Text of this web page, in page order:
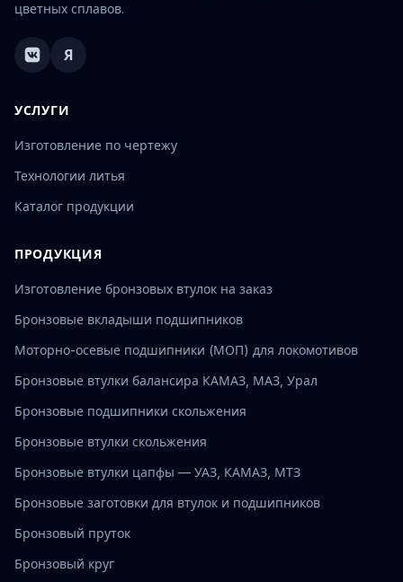
цветных сплавов.
Я
УСЛУГИ
Изготовление по чертежу
Технологии литья
Каталог продукции
ПРОДУКЦИЯ
Изготовление бронзовых втулок на заказ
Бронзовые вкладыши подшипников
Моторно-осевые подшипники (МОП) для локомотивов
Бронзовые втулки балансира КАМАЗ, МАЗ, Урал
Бронзовые подшипники скольжения
Бронзовые втулки скольжения
Бронзовые втулки цапфы — УАЗ, КАМАЗ, МТЗ
Бронзовые заготовки для втулок и подшипников
Бронзовый пруток
Бронзовый круг